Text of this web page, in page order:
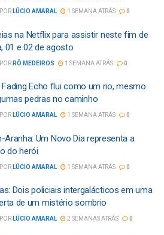
LÚCIO AMARAL 1 SEMANA ATRÁS 0
na Netflix para assistir neste fim de
01 e 02 de agosto
RÔ MEDEIROS 1 SEMANA ATRÁS 0
Fading Echo flui como um rio, mesmo
pedras no caminho
LÚCIO AMARAL 1 SEMANA ATRÁS 0
Aranha: Um Novo Dia representa a
do herói
LÚCIO AMARAL 1 SEMANA ATRÁS 0
Dois policiais intergalácticos em uma
de um mistério sombrio
LÚCIO AMARAL 2 SEMANAS ATRÁS 0